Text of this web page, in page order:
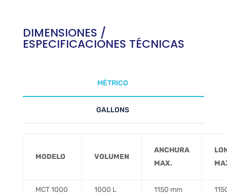
DIMENSIONES /
ESPECIFICACIONES TÉCNICAS
MÉTRICO
GALLONS
MODELO.. VOLUMEN
ANCHURA
MAX.
MCT 1000 1000 L 1150 mm